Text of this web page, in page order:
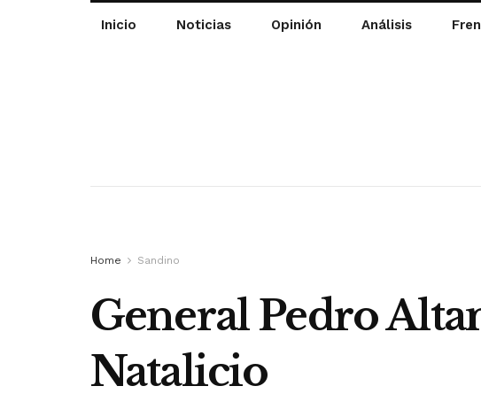
Inicio Noticias Opinión Análisis
Home Sandino
General Pedro
Natalicio